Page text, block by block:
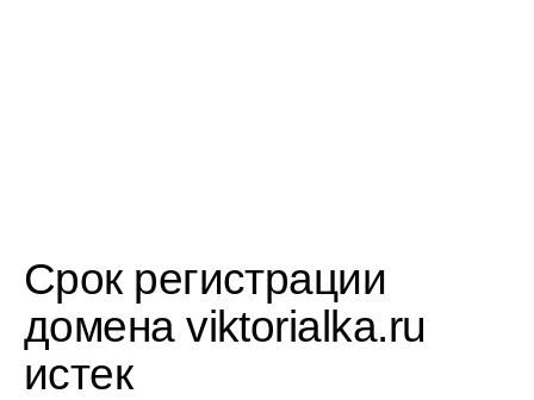
Срок регистрации
домена viktorialka.ru
истек